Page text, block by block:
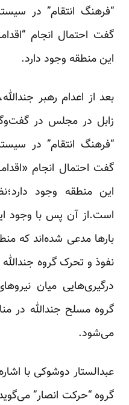
“فرهنگ انتقام” در
گفت احتمال انجام
این منطقه وجود دارد.
بعد از اعدام رهبر
زابل در مجلس در گفت‌وگو
“فرهنگ انتقام” در
گفت احتمال انجام
این منطقه وجود
است.از آن پس با وجود
بار‌ها مدعی شده‌اند که
نفوذ و تحرک گروه جندالله
درگیری‌هایی میان
گروه مسلح جندالله در
می‌شود.
عبدالستار دوشوکی با
گروه “حرکت انصار”